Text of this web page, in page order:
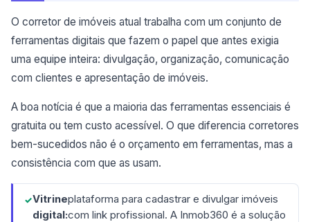
O corretor de imóveis atual trabalha com um conjunto de
ferramentas digitais que fazem o papel que antes exigia
uma equipe inteira: divulgação, organização, comunicação
com clientes e apresentação de imóveis.
A boa notícia é que a maioria das ferramentas essenciais é
gratuita ou tem custo acessível. O que diferencia corretores
bem-sucedidos não é o orçamento em ferramentas, mas a
consistência com que as usam.
Vitrine
digital:
plataforma para cadastrar e divulgar imóveis
com link profissional. A Inmob360 é a solução